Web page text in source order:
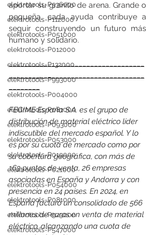
elektrotools-P536000
elektrotools-P112000
elektrotools-P051000
elektrotools-P012000
elektrotools-P132000
elektrotools-P993000
elektrotools-P004000
elektrotools-P081000
elektrotools-P093000
elektrotools-P053000
elektrotools-P019000
elektrotools-P021000
elektrotools-P054000
elektrotools-P081000
elektrotools-P929000
elektrotools-P547000
aportar su granito de arena. Grande o
pequeña, cada ayuda contribuye a
seguir construyendo un futuro más
humano y solidario.
___________________________________
___________________________________
FEGIME España S.A. es el grupo de
distribución de material eléctrico líder
indiscutible del mercado español. Y lo
es por su cuota de mercado como por
su cobertura geográfica, con más de
163 puntos de venta, 26 empresas
asociadas en España y Andorra y con
presencia en 24 países. En 2024, en
España facturó un consolidado de 566
millones de euros en venta de material
eléctrico, alcanzando una cuota de